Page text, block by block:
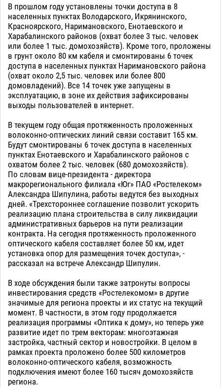
В прошлом году установлены точки доступа в 8
населенных пунктах Володарского, Икрянинского,
Красноярского, Наримановского, Енотаевского и
Харабалинского районов (охват более 3 тыс. человек
или более 1 тыс. домохозяйств). Кроме того, проложены
в грунт около 80 км кабеля и смонтированы 6 точек
доступа в населенных пунктах Наримановского района
(охват около 2,5 тыс. человек или более 800
домовладений). Все 14 точек уже запущены в
эксплуатацию, в зоне их действия зафиксированы
выходы пользователей в интернет.
В текущем году общая протяженность проложенных
волоконно-оптических линий связи составит 165 км.
Будут смонтированы 6 точек доступа в населенных
пунктах Енотаевского и Харабалинского районов с
охватом более 2 тыс. человек (680 домохозяйств).
По словам вице-президента - директора
макрорегионального филиала «Юг» ПАО «Ростелеком»
Александра Шипулина, работы ведутся без выходных
дней. «Трехстороннее соглашение позволит ускорить
реализацию плана строительства в силу ликвидации
административных барьеров на пути реализации
контракта. На сегодня протяженность проложенного
оптического кабеля составляет более 50 км, идет
установка опор для размещения точек доступа», -
рассказал на встрече Александр Шипулин.
В ходе обсуждения были также затронуты вопросы
инвестирования средств «Ростелекомом» в другие
значимые для региона проекты и их статус на текущий
момент. В частности, в этом году продолжается
реализация программы «Оптика к дому», но теперь уже
развитие идет по трем векторам: многоэтажная
застройка, частный сектор и новостройки. В целом в
рамках проекта проложено более 500 километров
волоконно-оптического кабеля, возможность
подключения имеют более 160 тысяч домохозяйств
региона.